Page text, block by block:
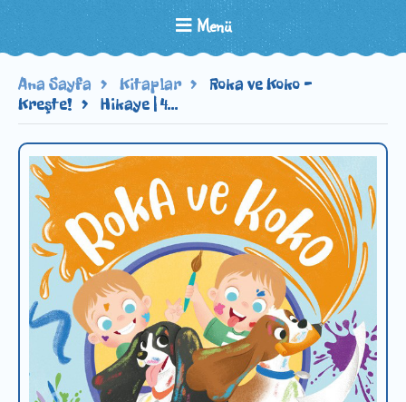
Menü
Ana Sayfa Kitaplar
Roka ve Koko -
Kreşte!
Hikaye | 4...